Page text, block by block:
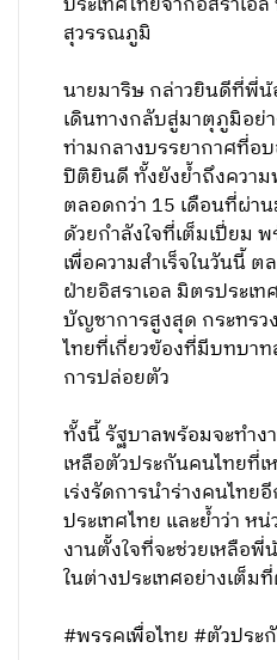
สุวรรณภูมิ
นายมาริษ กล่าวยินดีที่พี่
เดินทางกลับสู่มาตุภูมิอย่
ท่ามกลางบรรยากาศที่อ
ปิติยินดี ทั้งยังย้ำถึงควา
ตลอดกว่า 15 เดือนที่ผ่า
ด้วยกำลังใจที่เต็มเปี่ยม
เพื่อความสำเร็จในวันนี้
ฝ่ายอิสราเอล มิตรประเ
บัญชาการสูงสุด กระทรว
ไทยที่เกี่ยวข้องที่มีบทบา
การปล่อยตัว
ทั้งนี้ รัฐบาลพร้อมจะทำง
เหลือตัวประกันคนไทยที่
เร่งรัดการนำร่างคนไท
ประเทศไทย และย้ำว่า ห
งานตั้งใจที่จะช่วยเหลือพี่
ในต่างประเทศอย่างเต็ม
#พรรคเพื่อไทย #ตัวประ